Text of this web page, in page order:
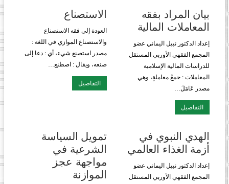
الاستصناع
العودة إلى فقه الاستصناع
والاستصناع الموازي في اللغة :
مصدر استصنع شيء، أي : دعا إلى
صنعه، ويقال : اصطنع…
التفاصيل
بيان المراد بفقه
المعاملات المالية
إعداد الدكتور نبيل اليماني عضو
المجمع الفقهي الأوربي المستقل
للدراسات المالية الإسلامية
المعاملات : جمعُ معاملةٍ، وهي
مصدر عَامَلَ…
التفاصيل
تمويل السياسة
الشرعية في
مواجهة عجز
الموازنة
الهدي النبوي في
أزمة الغذاء العالمي
إعداد الدكتور نبيل اليماني عضو
المجمع الفقهي الأوربي المستقل